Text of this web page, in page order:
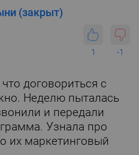
(закрыт)
1 -1
договориться с
Неделю пыталась
и передали
Узнала про
их маркетинговый